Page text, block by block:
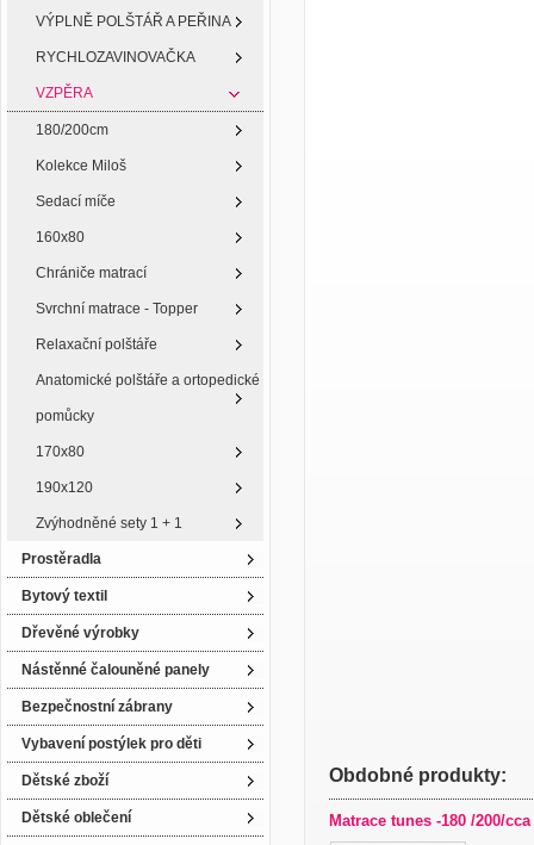
VÝPLNĚ POLŠTÁŘ A PEŘINA
RYCHLOZAVINOVAČKA
VZPĚRA
180/200cm
Kolekce Miloš
Sedací míče
160x80
Chrániče matrací
Svrchní matrace - Topper
Relaxační polštáře
Anatomické polštáře a ortopedické
pomůcky
170x80
190x120
Zvýhodněné sety 1 + 1
Prostěradla
Bytový textil
Dřevěné výrobky
Nástěnné čalouněné panely
Bezpečnostní zábrany
Vybavení postýlek pro děti
Dětské zboží
Dětské oblečení
Obdobné produkty:
Matrace tunes -180 /200/